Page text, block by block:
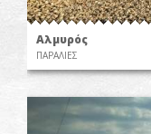
Αλμυρός
ΠΑΡΑΛΙΕΣ